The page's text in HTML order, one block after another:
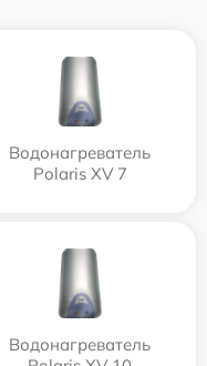
Водонагреватель
Polaris XV 7
Водонагреватель